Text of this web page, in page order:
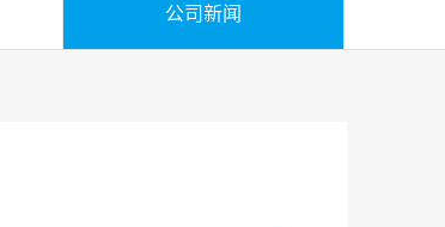
公司新闻